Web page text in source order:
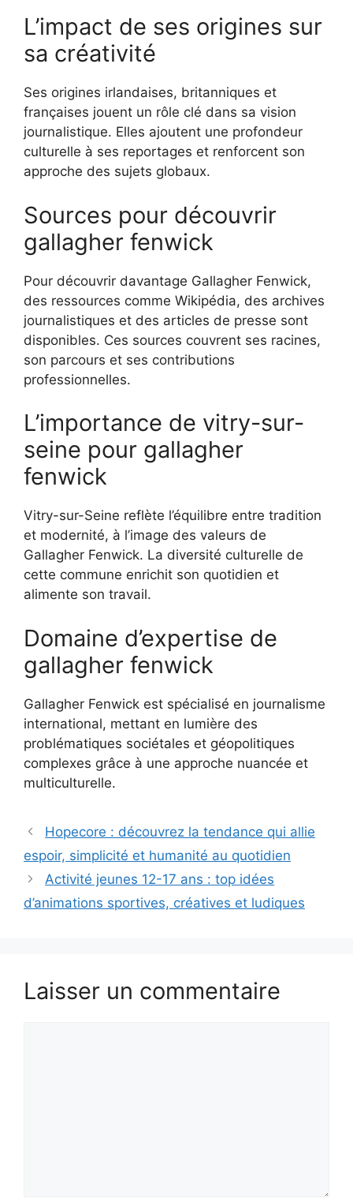
L’impact de ses origines sur
sa créativité
Ses origines irlandaises, britanniques et
françaises jouent un rôle clé dans sa vision
journalistique. Elles ajoutent une profondeur
culturelle à ses reportages et renforcent son
approche des sujets globaux.
Sources pour découvrir
gallagher fenwick
Pour découvrir davantage Gallagher Fenwick,
des ressources comme Wikipédia, des archives
journalistiques et des articles de presse sont
disponibles. Ces sources couvrent ses racines,
son parcours et ses contributions
professionnelles.
L’importance de vitry-sur-
seine pour gallagher
fenwick
Vitry-sur-Seine reflète l’équilibre entre tradition
et modernité, à l’image des valeurs de
Gallagher Fenwick. La diversité culturelle de
cette commune enrichit son quotidien et
alimente son travail.
Domaine d’expertise de
gallagher fenwick
Gallagher Fenwick est spécialisé en journalisme
international, mettant en lumière des
problématiques sociétales et géopolitiques
complexes grâce à une approche nuancée et
multiculturelle.
Hopecore : découvrez la tendance qui allie
espoir, simplicité et humanité au quotidien
Activité jeunes 12-17 ans : top idées
d’animations sportives, créatives et ludiques
Laisser un commentaire